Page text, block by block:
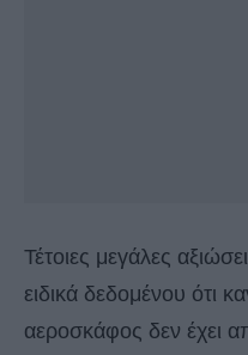
Τέτοιες μεγάλες
ειδικά δεδομένου ότι
αεροσκάφος δεν έχει